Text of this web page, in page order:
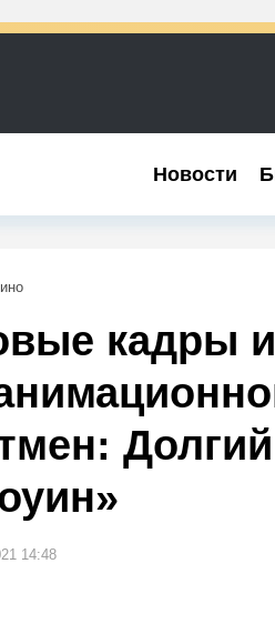
Новости
Новости
кадры
Долгий
14:48